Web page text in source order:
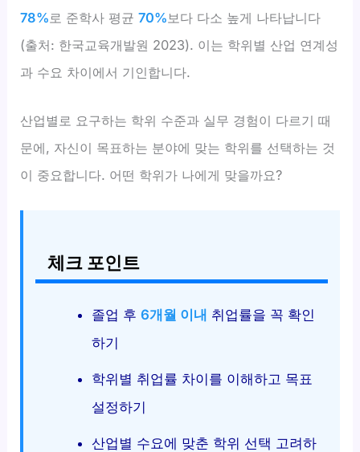
78%로 준학사 평균70%보다 다소 높게 나타납니다
(출처: 한국교육개발원 2023). 이는 학위별 산업 연계성
과 수요 차이에서 기인합니다.
산업별로 요구하는 학위 수준과 실무 경험이 다르기 때
문에, 자신이 목표하는 분야에 맞는 학위를 선택하는 것
이 중요합니다. 어떤 학위가 나에게 맞을까요?
체크 포인트
졸업 후 6개월 이내 취업률을 꼭 확인
하기
학위별 취업률 차이를 이해하고 목표
설정하기
산업별 수요에 맞춘 학위 선택 고려하